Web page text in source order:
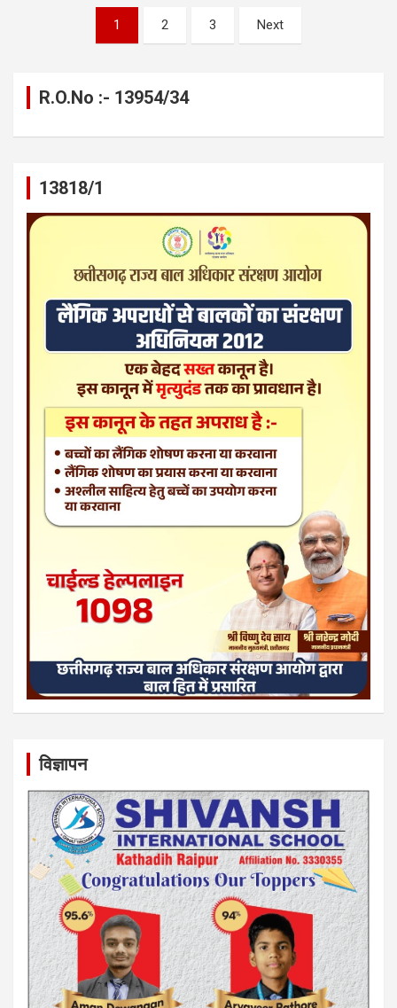
pagination
1 2 3 Next
R.O.No :- 13954/34
13818/1
विज्ञापन